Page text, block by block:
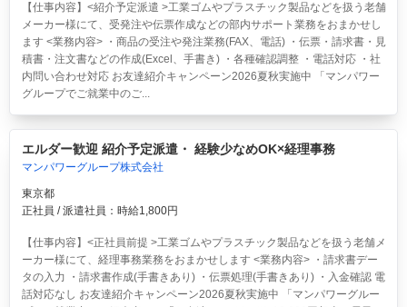
【仕事内容】<紹介予定派遣 >工業ゴムやプラスチック製品などを扱う老舗
メーカー様にて、受発注や伝票作成などの部内サポート業務をおまかせし
ます <業務内容> ・商品の受注や発注業務(FAX、電話) ・伝票・請求書・見
積書・注文書などの作成(Excel、手書き) ・各種確認調整 ・電話対応 ・社
内問い合わせ対応 お友達紹介キャンペーン2026夏秋実施中 「マンパワー
グループでご就業中のご...
エルダー歓迎 紹介予定派遣・ 経験少なめOK×経理事務
マンパワーグループ株式会社
東京都
正社員 / 派遣社員：時給1,800円
【仕事内容】<正社員前提 >工業ゴムやプラスチック製品などを扱う老舗メ
ーカー様にて、経理事務業務をおまかせします <業務内容> ・請求書デー
タの入力 ・請求書作成(手書きあり) ・伝票処理(手書きあり) ・入金確認 電
話対応なし お友達紹介キャンペーン2026夏秋実施中 「マンパワーグルー